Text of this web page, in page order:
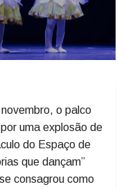
o palco
uma explosão de